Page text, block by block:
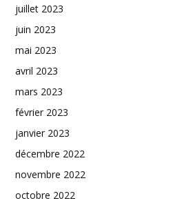
juillet 2023
juin 2023
mai 2023
avril 2023
mars 2023
février 2023
janvier 2023
décembre 2022
novembre 2022
octobre 2022